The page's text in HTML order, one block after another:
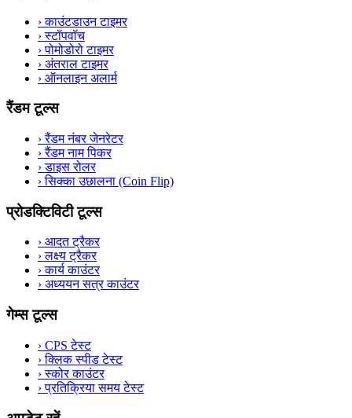
›काउंटडाउन टाइमर
›स्टॉपवॉच
›पोमोडोरो टाइमर
› अंतराल टाइमर
› ऑनलाइन अलार्म
रैंडम टूल्स
›रैंडम नंबर जेनरेटर
›रैंडम नाम पिकर
›डाइस रोलर
›सिक्का उछालना (Coin Flip)
प्रोडक्टिविटी टूल्स
› आदत ट्रैकर
›लक्ष्य ट्रैकर
›कार्य काउंटर
› अध्ययन सत्र काउंटर
गेम्स टूल्स
› CPS टेस्ट
›क्लिक स्पीड टेस्ट
›स्कोर काउंटर
›प्रतिक्रिया समय टेस्ट